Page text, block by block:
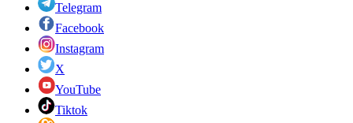
Telegram
Facebook
Instagram
X
YouTube
Tiktok